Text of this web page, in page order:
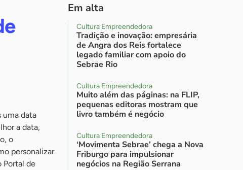
uma data
a data,
o
personalizar
Portal de
Em alta
Cultura Empreendedora
Tradição e inovação: empresária
de Angra dos Reis fortalece
legado familiar com apoio do
Sebrae Rio
Cultura Empreendedora
Muito além das páginas: na FLIP,
pequenas editoras mostram que
livro também é negócio
Cultura Empreendedora
‘Movimenta Sebrae’ chega a Nova
Friburgo para impulsionar
negócios na Região Serrana